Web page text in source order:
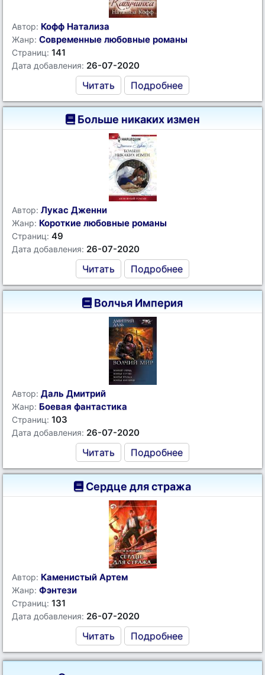
Автор: Кофф Натализа
Жанр: Современные любовные романы
Страниц: 141
Дата добавления: 26-07-2020
Читать Подробнее
Больше никаких измен
Автор: Лукас Дженни
Жанр: Короткие любовные романы
Страниц: 49
Дата добавления: 26-07-2020
Читать Подробнее
Волчья Империя
Автор: Даль Дмитрий
Жанр: Боевая фантастика
Страниц: 103
Дата добавления: 26-07-2020
Читать Подробнее
Сердце для стража
Автор: Каменистый Артем
Жанр: Фэнтези
Страниц: 131
Дата добавления: 26-07-2020
Читать Подробнее